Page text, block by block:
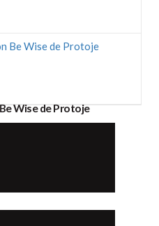
Wise de Protoje